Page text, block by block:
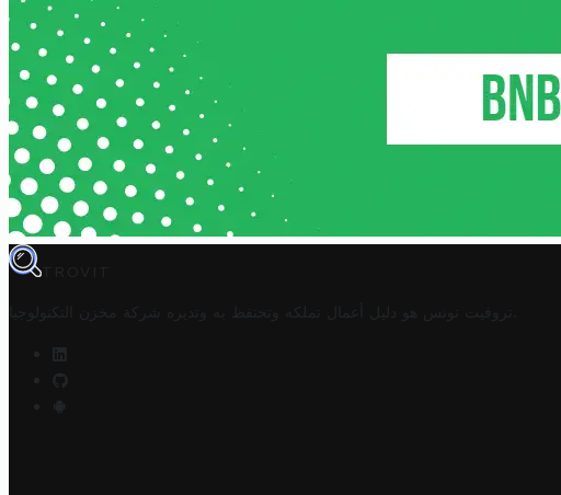
TROVIT
تروفيت تونس هو دليل أعمال تملكه وتحتفظ به وتديره شركة مخزن التكنولوجيا